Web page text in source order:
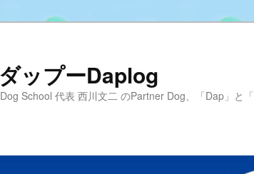
ップーDaplog
School 代表 西川文二 のPartner Dog、「Dap」と